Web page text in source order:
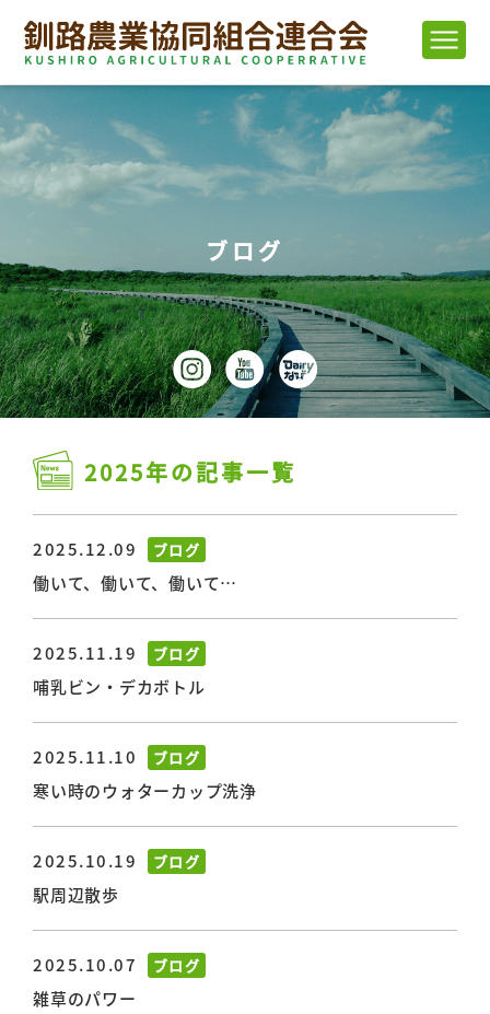
ブログ
2025年の記事一覧
2025.12.09 ブログ
働いて、働いて、働いて…
2025.11.19 ブログ
哺乳ビン・デカボトル
2025.11.10 ブログ
寒い時のウォターカップ洗浄
2025.10.19 ブログ
駅周辺散歩
2025.10.07 ブログ
雑草のパワー